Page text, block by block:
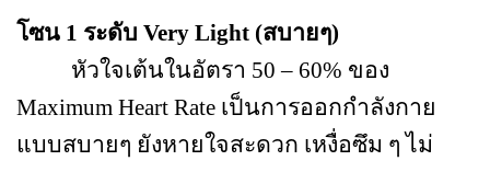
โซน 1 ระดับ Very Light (สบายๆ)
หัวใจเต้นในอัตรา 50– 60% ของ
Maximum Heart Rate เป็นการออกกำลังกาย
แบบสบายๆ ยังหายใจสะดวก เหงื่อซึม ๆ ไม่